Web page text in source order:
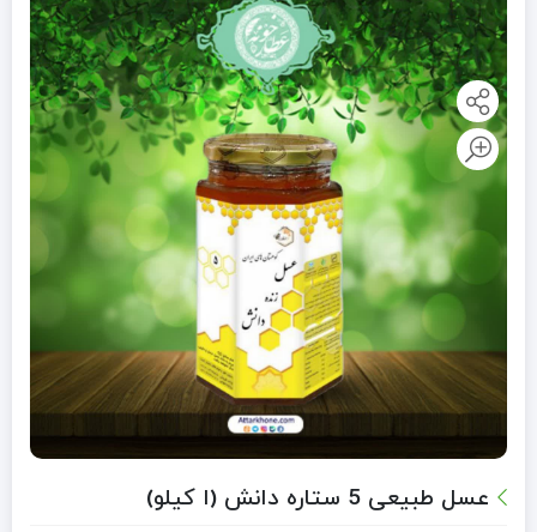
عسل طبیعی 5 ستاره دانش (ا کیلو)